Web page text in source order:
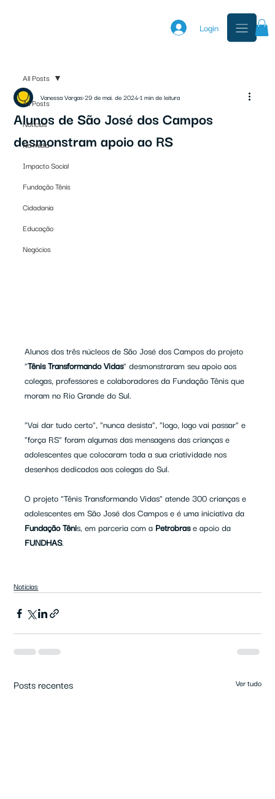
Login
All Posts
Notícias
Na mídia
Impacto Social
Fundação Tênis
Cidadania
Educação
Negócios
All Posts
Alunos de São José dos Campos
desmonstram apoio ao RS
Vanessa Vargas29 de mai. de 20241 min de leitura
Alunos dos três núcleos de São José dos Campos do projeto
"Tênis Transformando Vidas" desmonstraram seu apoio aos
colegas, professores e colaboradores da Fundação Tênis que
moram no Rio Grande do Sul.
"Vai dar tudo certo", "nunca desista", "logo, logo vai passar" e
"força RS" foram algumas das mensagens das crianças e
adolescentes que colocaram toda a sua criatividade nos
desenhos dedicados aos colegas do Sul.
O projeto "Tênis Transformando Vidas" atende 300 crianças e
adolescentes em São José dos Campos e é uma iniciativa da
Fundação Tênis, em parceria com a Petrobras e apoio da
FUNDHAS.
Notícias
Posts recentes Ver tudo